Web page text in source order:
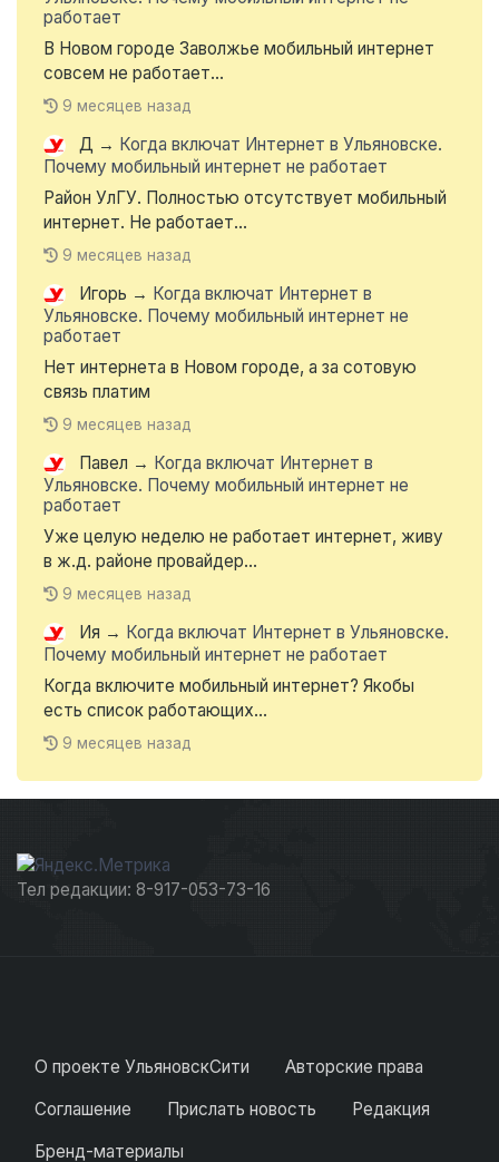
работает
В Новом городе Заволжье мобильный интернет
совсем не работает...
9 месяцев назад
Д → Когда включат Интернет в Ульяновске.
Почему мобильный интернет не работает
Район УлГУ. Полностью отсутствует мобильный
интернет. Не работает...
9 месяцев назад
Игорь → Когда включат Интернет в
Ульяновске. Почему мобильный интернет не
работает
Нет интернета в Новом городе, а за сотовую
связь платим
9 месяцев назад
Павел → Когда включат Интернет в
Ульяновске. Почему мобильный интернет не
работает
Уже целую неделю не работает интернет, живу
в ж.д. районе провайдер...
9 месяцев назад
Ия → Когда включат Интернет в Ульяновске.
Почему мобильный интернет не работает
Когда включите мобильный интернет? Якобы
есть список работающих...
9 месяцев назад
Тел редакции: 8-917-053-73-16
О проекте УльяновскСити
Авторские права
Соглашение
Прислать новость
Редакция
Бренд-материалы